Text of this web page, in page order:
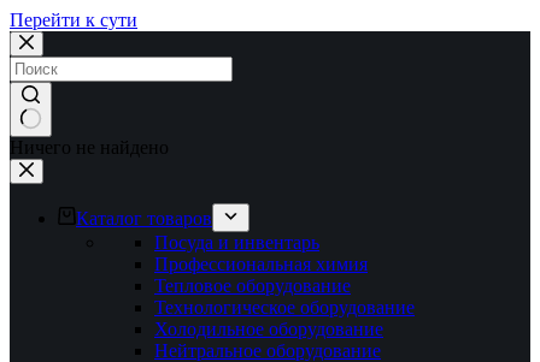
Перейти к сути
Ничего не найдено
Каталог товаров
Посуда и инвентарь
Профессиональная химия
Тепловое оборудование
Технологическое оборудование
Холодильное оборудование
Нейтральное оборудование